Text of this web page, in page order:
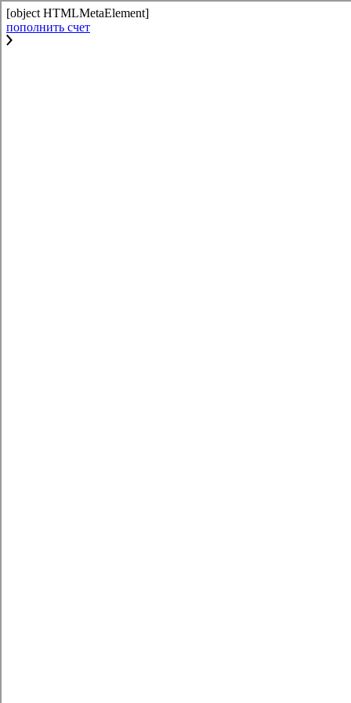
[object HTMLMetaElement]
пополнить счет